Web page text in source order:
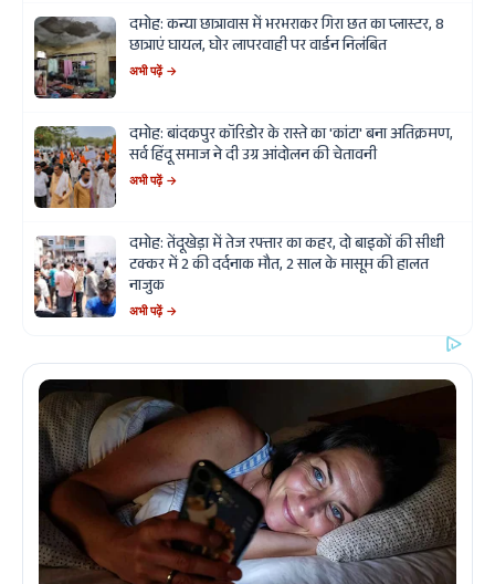
दमोह: कन्या छात्रावास में भरभराकर गिरा छत का प्लास्टर, 8
छात्राएं घायल, घोर लापरवाही पर वार्डन निलंबित
अभी पढ़ें →
दमोह: बांदकपुर कॉरिडोर के रास्ते का 'कांटा' बना अतिक्रमण,
सर्व हिंदू समाज ने दी उग्र आंदोलन की चेतावनी
अभी पढ़ें →
दमोह: तेंदूखेड़ा में तेज रफ्तार का कहर, दो बाइकों की सीधी
टक्कर में 2 की दर्दनाक मौत, 2 साल के मासूम की हालत
नाजुक
अभी पढ़ें →